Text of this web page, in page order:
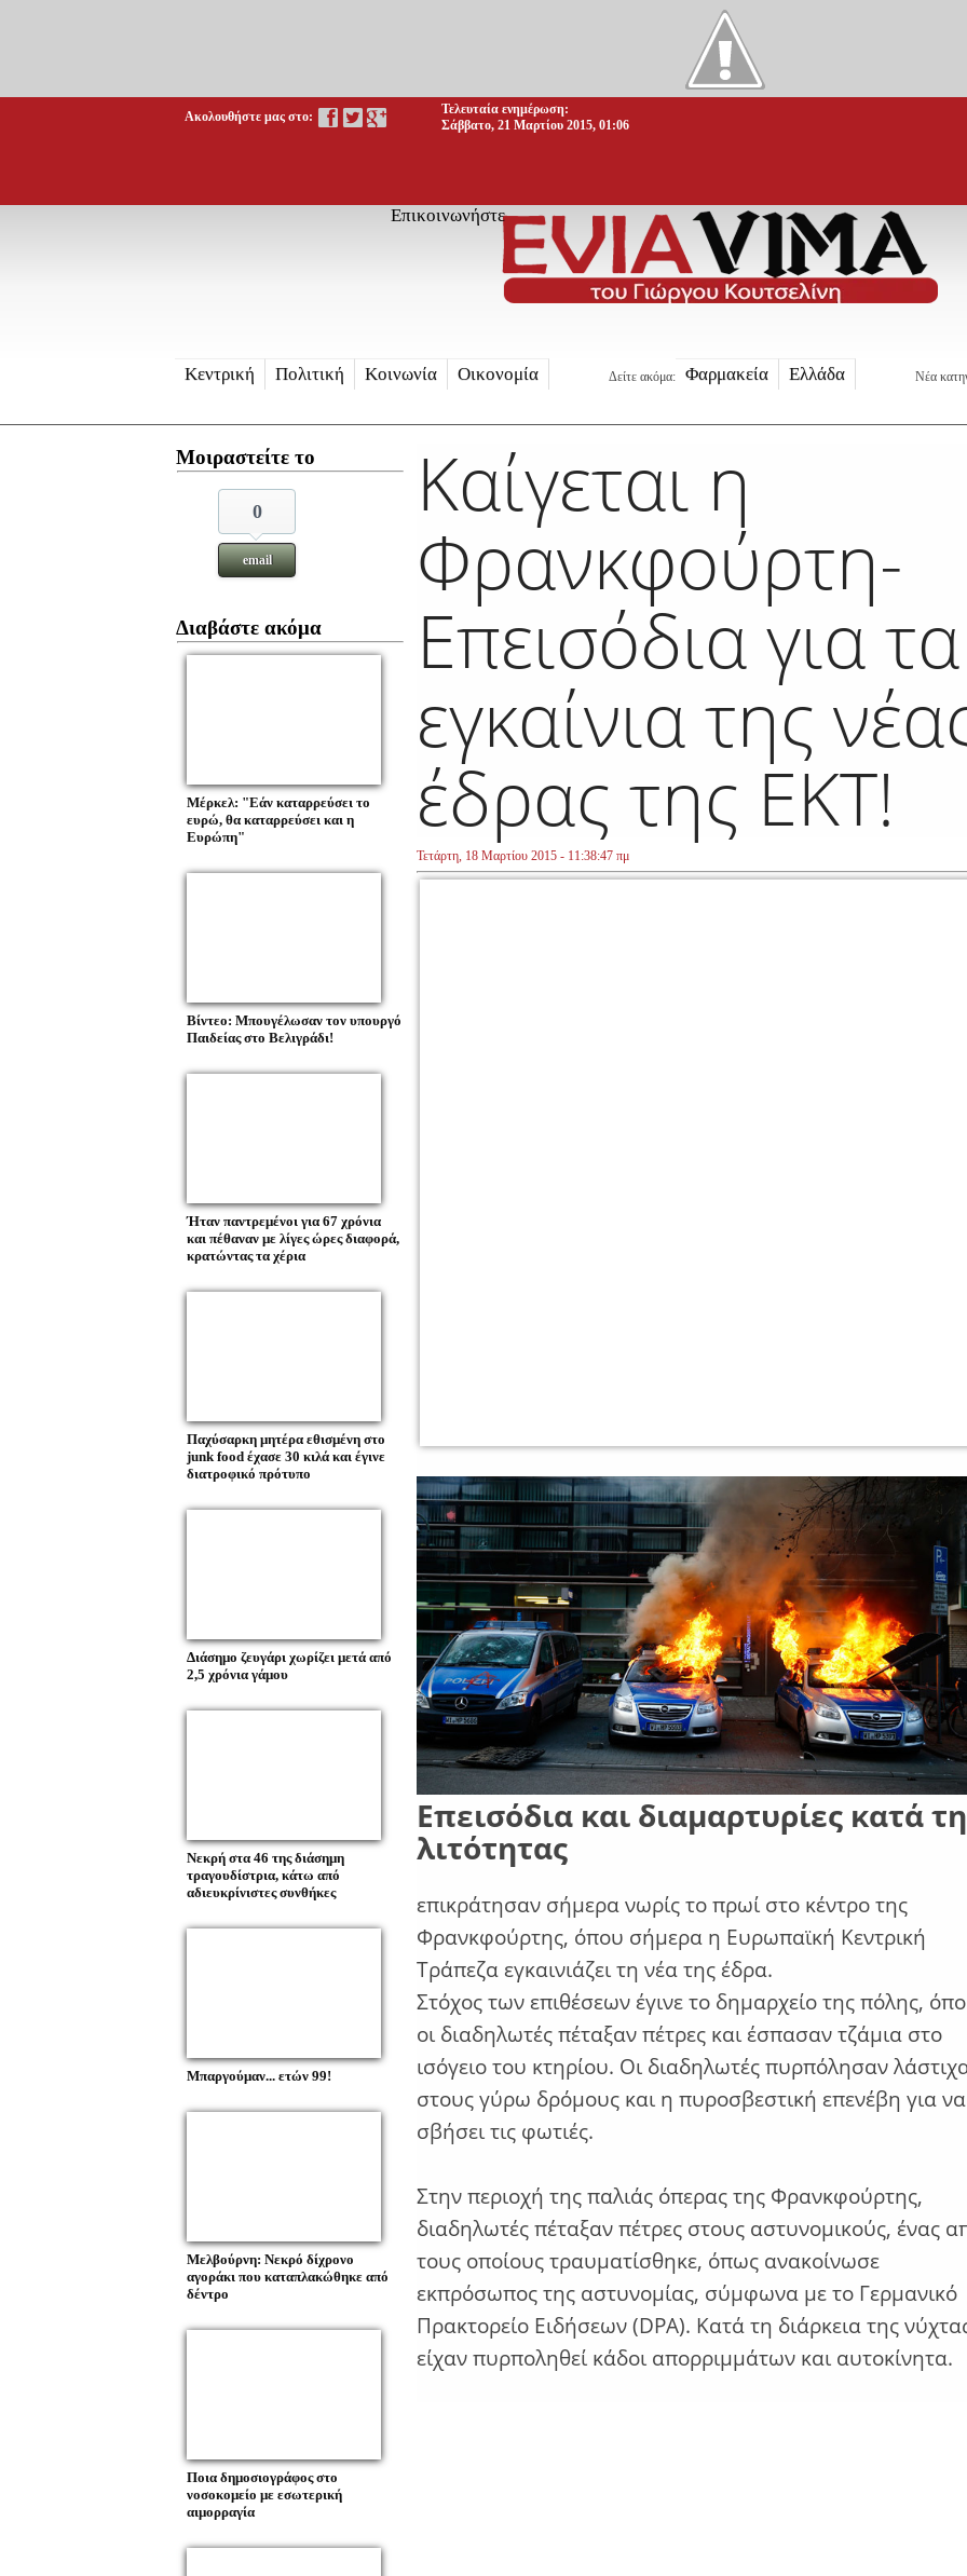
Ακολουθήστε μας στο:
Τελευταία ενημέρωση:
Σάββατο, 21 Μαρτίου 2015, 01:06
Επικοινωνήστε
Κεντρική Πολιτική Κοινωνία Οικονομία Δείτε ακόμα: Φαρμακεία Ελλάδα Νέα
Μοιραστείτε το
0
email
Διαβάστε ακόμα
Μέρκελ: "Εάν καταρρεύσει το
ευρώ, θα καταρρεύσει και η
Ευρώπη"
Βίντεο: Μπουγέλωσαν τον υπουργό
Παιδείας στο Βελιγράδι!
Ήταν παντρεμένοι για 67 χρόνια
και πέθαναν με λίγες ώρες διαφορά,
κρατώντας τα χέρια
Παχύσαρκη μητέρα εθισμένη στο
junk food έχασε 30 κιλά και έγινε
διατροφικό πρότυπο
Διάσημο ζευγάρι χωρίζει μετά από
2,5 χρόνια γάμου
Νεκρή στα 46 της διάσημη
τραγουδίστρια, κάτω από
αδιευκρίνιστες συνθήκες
Μπαργούμαν... ετών 99!
Μελβούρνη: Νεκρό δίχρονο
αγοράκι που καταπλακώθηκε από
δέντρο
Ποια δημοσιογράφος στο
νοσοκομείο με εσωτερική
αιμορραγία
Καίγεται η
Φρανκφούρτη-
Επεισόδια για τα
εγκαίνια της
έδρας της ΕΚΤ!
Τετάρτη, 18 Μαρτίου 2015 - 11:38:47 πμ
Επεισόδια και διαμαρτυρίες κατά
λιτότητας
επικράτησαν σήμερα νωρίς το πρωί στο κέντρο της
Φρανκφούρτης, όπου σήμερα η Ευρωπαϊκή Κεντρική
Τράπεζα εγκαινιάζει τη νέα της έδρα.
Στόχος των επιθέσεων έγινε το δημαρχείο της πόλης,
οι διαδηλωτές πέταξαν πέτρες και έσπασαν τζάμια στο
ισόγειο του κτηρίου. Οι διαδηλωτές πυρπόλησαν
στους γύρω δρόμους και η πυροσβεστική επενέβη για να
σβήσει τις φωτιές.
Στην περιοχή της παλιάς όπερας της Φρανκφούρτης,
διαδηλωτές πέταξαν πέτρες στους αστυνομικούς, ένας
τους οποίους τραυματίσθηκε, όπως ανακοίνωσε
εκπρόσωπος της αστυνομίας, σύμφωνα με το Γερμανικό
Πρακτορείο Ειδήσεων (DPA). Κατά τη διάρκεια της
είχαν πυρποληθεί κάδοι απορριμμάτων και αυτοκίνητα.